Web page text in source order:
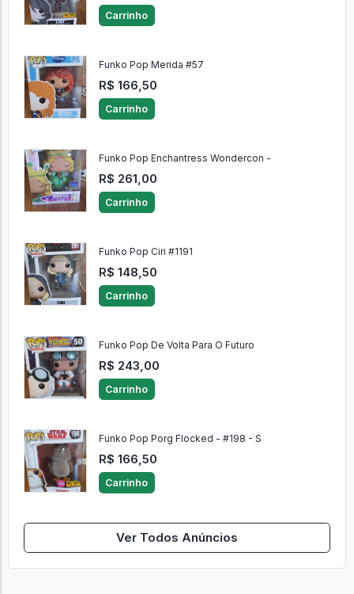
Carrinho
Funko Pop Merida #57
R$ 166,50
Carrinho
Funko Pop Enchantress Wondercon -
R$ 261,00
Carrinho
Funko Pop Ciri #1191
R$ 148,50
Carrinho
Funko Pop De Volta Para O Futuro
R$ 243,00
Carrinho
Funko Pop Porg Flocked - #198 - S
R$ 166,50
Carrinho
Ver Todos Anúncios